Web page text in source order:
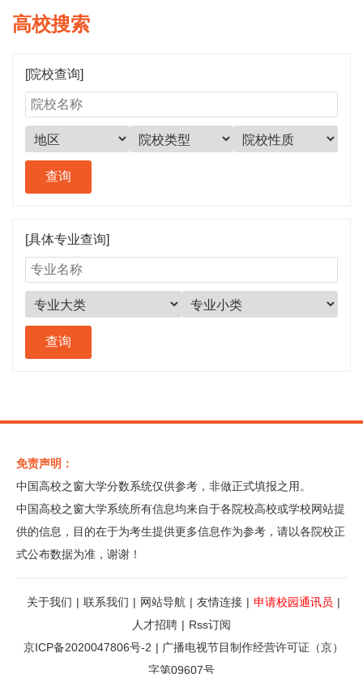
高校搜索
[院校查询]
[具体专业查询]
免责声明：
中国高校之窗大学分数系统仅供参考，非做正式填报之用。
中国高校之窗大学系统所有信息均来自于各院校高校或学校网站提
供的信息，目的在于为考生提供更多信息作为参考，请以各院校正
式公布数据为准，谢谢！
关于我们 | 联系我们 | 网站导航 | 友情连接 | 申请校园通讯员 |
人才招聘 | Rss订阅
京ICP备2020047806号-2 | 广播电视节目制作经营许可证（京）
字第09607号